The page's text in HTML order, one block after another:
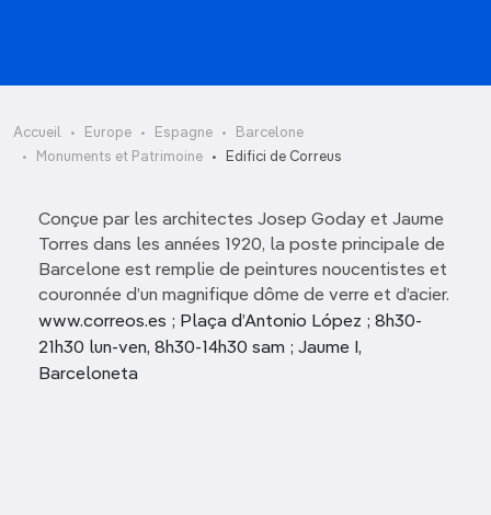
Accueil Europe Espagne
Barcelone
Monuments et Patrimoine
Edifici de Correus
Conçue par les architectes Josep Goday et Jaume
Torres dans les années 1920, la poste principale de
Barcelone est remplie de peintures noucentistes et
couronnée d’un magnifique dôme de verre et d’acier.
www.correos.es ; Plaça d’Antonio López ; 8h30-
21h30 lun-ven, 8h30-14h30 sam ; Jaume I,
Barceloneta